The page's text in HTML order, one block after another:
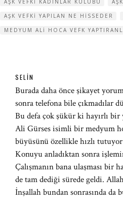
AŞK VEFKI KADINLAR KULÜBÜ
AŞK VEFKI YAPILAN NE HISSEDER
MEDYUM ALI HOCA VEFK
SELIN
Burada daha önce şikayet
sonra telefona bile çıkmadılar
Bu defa çok şükür ki hayırlı
Ali Gürses isimli bir medyum
büyüsünü özellikle hızlı
Konuyu anladıktan sonra
Çalışmanın bana ulaşması bir
de tam dediği sürede geldi.
İnşallah bundan sonrasında da